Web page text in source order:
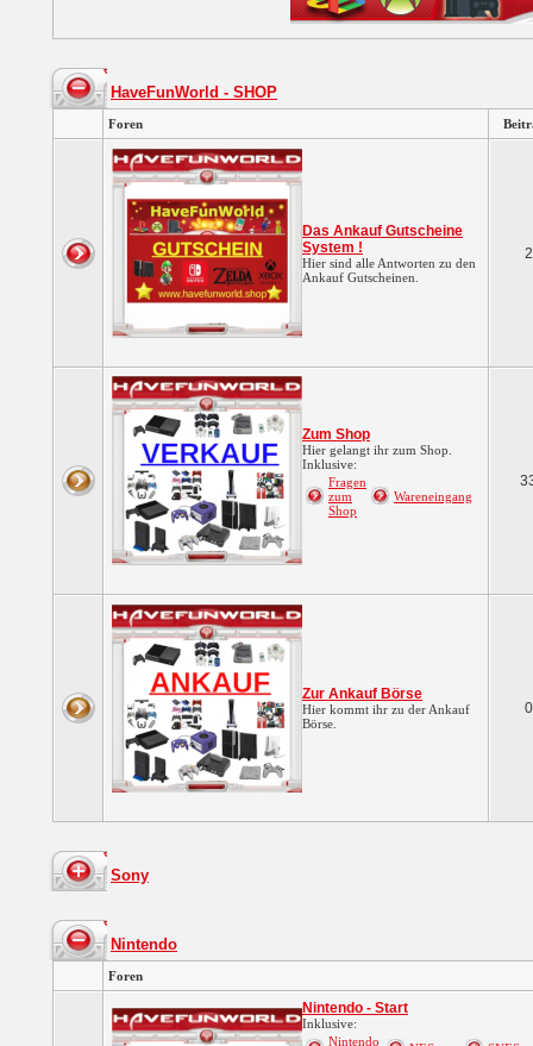
HaveFunWorld - SHOP
Foren
Das Ankauf Gutscheine
System !
Hier sind alle Antworten zu den
Ankauf Gutscheinen.
2
Zum Shop
Hier gelangt ihr zum Shop.
Inklusive:
Fragen
zum
Shop
Wareneingang
Zur Ankauf Börse
Hier kommt ihr zu der Ankauf
Börse.
0
Sony
Nintendo
Foren
Nintendo - Start
Inklusive:
Nintendo